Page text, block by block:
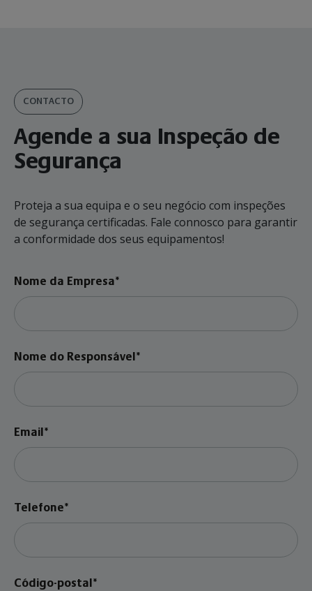
CONTACTO
Agende a sua Inspeção de
Segurança
Proteja a sua equipa e o seu negócio com inspeções
de segurança certificadas. Fale connosco para garantir
a conformidade dos seus equipamentos!
Nome da Empresa*
Nome do Responsável*
Email*
Telefone*
Código-postal*